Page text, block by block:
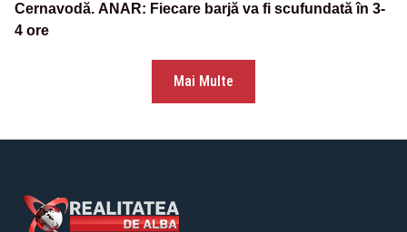
Cernavodă. ANAR: Fiecare barjă va fi scufundată în 3-
4 ore
Mai Multe